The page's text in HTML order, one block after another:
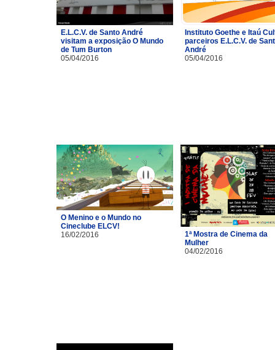
E.L.C.V. de Santo André
visitam a exposição O Mundo
de Tum Burton
05/04/2016
Instituto Goethe e Itaú
parceiros E.L.C.V. de
André
05/04/2016
O Menino e o Mundo no
Cineclube ELCV!
16/02/2016
1ª Mostra de Cinema da
Mulher
04/02/2016